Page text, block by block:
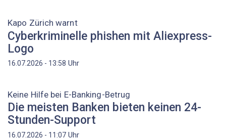
Kapo Zürich warnt
Cyberkriminelle phishen mit Aliexpress-
Logo
16.07.2026 - 13:58 Uhr
Keine Hilfe bei E-Banking-Betrug
Die meisten Banken bieten keinen 24-
Stunden-Support
16.07.2026 - 11:07 Uhr